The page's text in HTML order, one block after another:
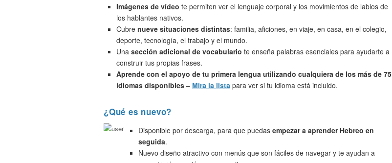
Imágenes de vídeo te permiten ver el lenguaje corporal y los movimientos de labios de
los hablantes nativos.
Cubre nueve situaciones distintas: familia, aficiones, en viaje, en casa, en el colegio,
deporte, tecnología, el trabajo y el mundo.
Una sección adicional de vocabulario te enseña palabras esenciales para ayudarte a
construir tus propias frases.
Aprende con el apoyo de tu primera lengua utilizando cualquiera de los más de 75
idiomas disponibles – Mira la lista para ver si tu idioma está incluido.
¿Qué es nuevo?
Disponible por descarga, para que puedas empezar a aprender Hebreo en
seguida.
Nuevo diseño atractivo con menús que son fáciles de navegar y te ayudan a